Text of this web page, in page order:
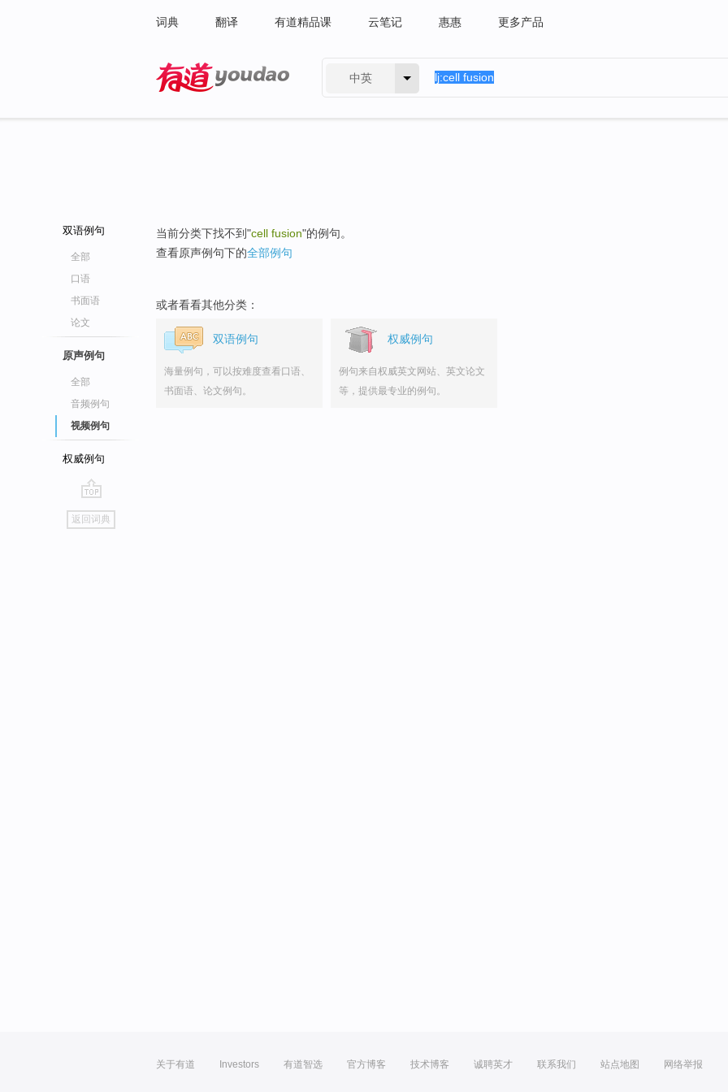
词典 翻译 有道精品课 云笔记 惠惠 更多产品
中英
双语例句
全部
口语
书面语
论文
原声例句
全部
音频例句
视频例句
权威例句
go
top
返回词典
当前分类下找不到"cell fusion"的例句。
查看原声例句下的全部例句
或者看看其他分类：
双语例句
海量例句，可以按难度查看口语、
书面语、论文例句。
权威例句
例句来自权威英文网站、英文论文
等，提供最专业的例句。
关于有道 Investors 有道智选 官方博客 技术博客 诚聘英才 联系我们 站点地图 网络举报